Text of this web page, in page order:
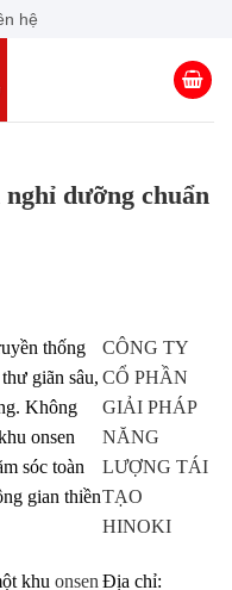
hệ
dưỡng chuẩn
thống
giãn sâu,
Không
onsen
sóc toàn
gian thiền
khu onsen
CÔNG TY
CỔ PHẦN
GIẢI PHÁP
NĂNG
LƯỢNG TÁI
TẠO
HINOKI
Địa chỉ: